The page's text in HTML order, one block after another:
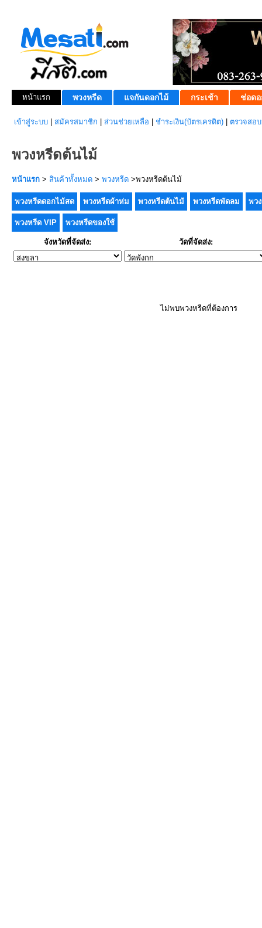
หน้าแรก พวงหรีด แจกันดอกไม้ กระเช้า ช่อดอ
เข้าสู่ระบบ สมัครสมาชิก ส่วนช่วยเหลือ ชำระเงิน(บัตรเครดิต) ตรวจสอ
พวงหรีดต้นไม้
หน้าแรก > สินค้าทั้งหมด > พวงหรีด >พวงหรีดต้นไม้
พวงหรีดดอกไม้สด พวงหรีดผ้าห่ม พวงหรีดต้นไม้ พวงหรีดพัดลม พว
พวงหรีด VIP พวงหรีดของใช้
จังหวัดที่จัดส่ง: วัดที่จัดส่ง:
ไม่พบพวงหรีดที่ต้องการ